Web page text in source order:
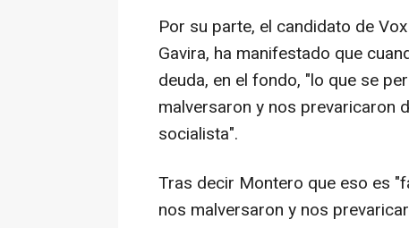
Por su parte, el candidato de
Gavira, ha manifestado que
deuda, en el fondo, "lo que se
malversaron y nos prevaricaron
socialista".
Tras decir Montero que eso es
nos malversaron y nos